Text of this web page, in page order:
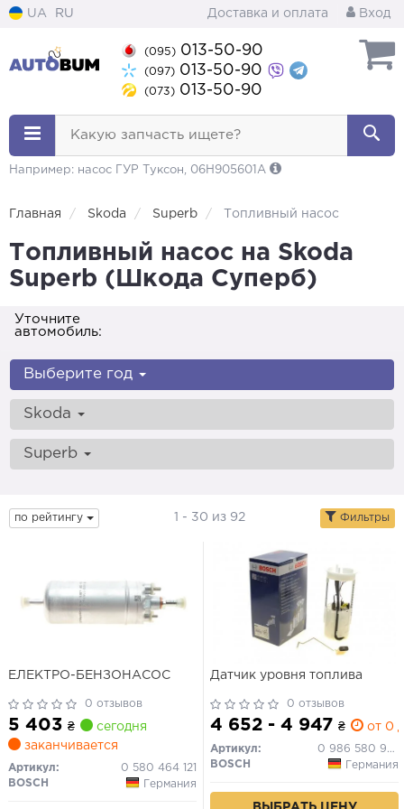
UA RU Доставка и оплата Вход
(095) 013-50-90
(097) 013-50-90
(073) 013-50-90
Какую запчасть ищете?
Например: насос ГУР Туксон, 06H905601A
Главная Skoda Superb Топливный насос
Топливный насос на Skoda
Superb (Шкода Суперб)
Уточните
автомобиль:
Выберите год
Skoda
Superb
по рейтингу 1 - 30 из 92 Фильтры
ЕЛЕКТРО-БЕНЗОНАСОС
0 отзывов
5 403 ₴
сегодня
заканчивается
Артикул:
0 580 464 121
BOSCH
Германия
Датчик уровня топлива
0 отзывов
4 652 - 4 947 ₴ от 0
Артикул:
0 986 580 932
BOSCH
Германия